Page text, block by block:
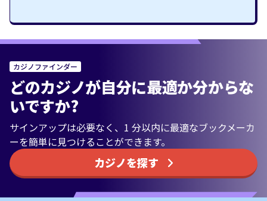
カジノファインダー
どのカジノが自分に最適か分からな
いですか?
サインアップは必要なく、1 分以内に最適なブックメーカ
ーを簡単に見つけることができます。
カジノを探す